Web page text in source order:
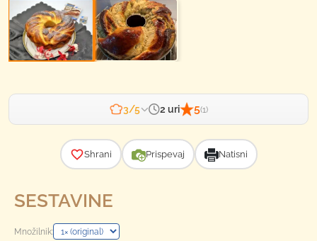
3/5 2 uri 5(1)
Shrani Prispevaj Natisni
SESTAVINE
Množilnik: